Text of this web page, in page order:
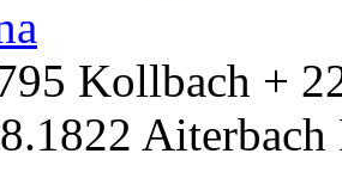
Kollbach +